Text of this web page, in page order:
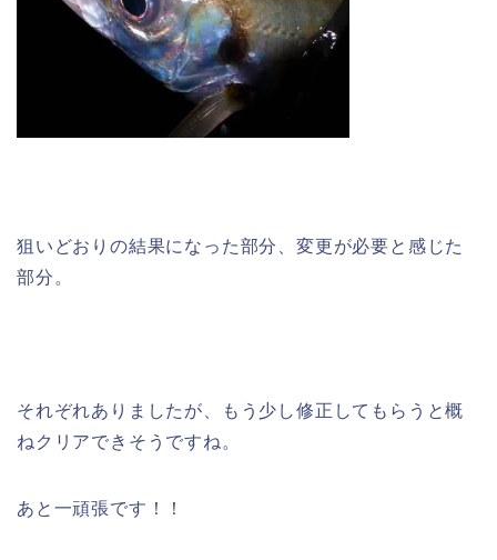
狙いどおりの結果になった部分、変更が必要と感じた
部分。
それぞれありましたが、もう少し修正してもらうと概
ねクリアできそうですね。
あと一頑張です！！